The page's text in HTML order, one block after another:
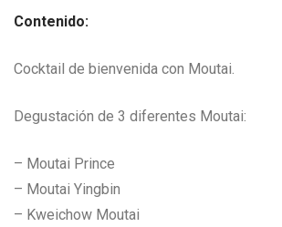
Contenido:
Cocktail de bienvenida con Moutai.
Degustación de 3 diferentes Moutai:
– Moutai Prince
– Moutai Yingbin
– Kweichow Moutai